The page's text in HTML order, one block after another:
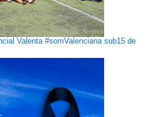
Valenta #somValenciana sub15 de